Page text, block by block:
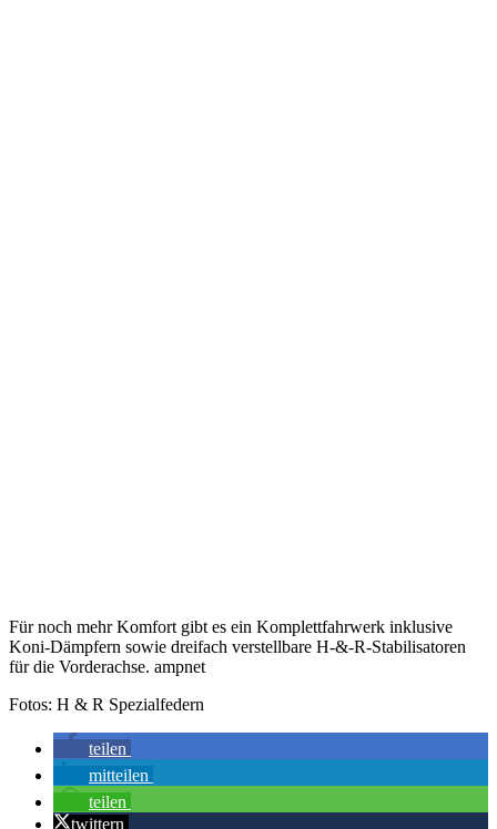
Für noch mehr Komfort gibt es ein Komplettfahrwerk inklusive
Koni-Dämpfern sowie dreifach verstellbare H-&-R-Stabilisatoren
für die Vorderachse. ampnet
Fotos: H & R Spezialfedern
teilen
mitteilen
teilen
twittern